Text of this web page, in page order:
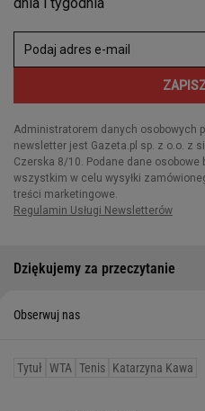
Dziękujemy za przeczytanie
Obserwuj nas
Tytuł WTA Tenis Katarzyna Kawa